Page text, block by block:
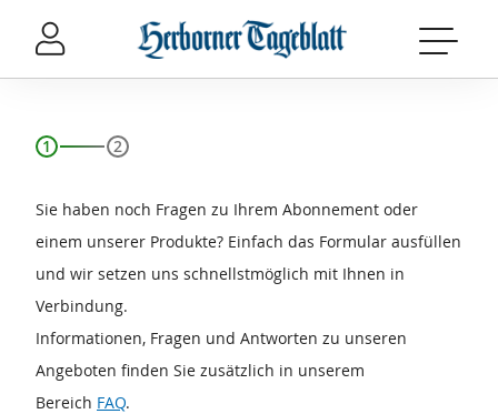
Sprung-
Navigation
Sie haben noch Fragen zu Ihrem Abonnement oder
einem unserer Produkte? Einfach das Formular ausfüllen
und wir setzen uns schnellstmöglich mit Ihnen in
Verbindung.
Informationen, Fragen und Antworten zu unseren
Angeboten finden Sie zusätzlich in unserem
Bereich FAQ.